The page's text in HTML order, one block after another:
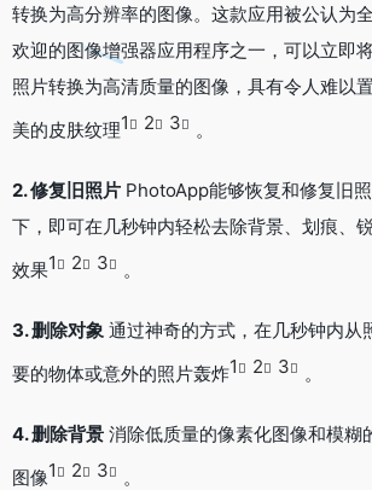
转换为高分辨率的图像。这款应用被公认为
欢迎的图像增强器应用程序之一，可以立即
照片转换为高清质量的图像，具有令人难以
美的皮肤纹理1 2 3 。
2. 修复旧照片 PhotoApp能够恢复和修复旧
下，即可在几秒钟内轻松去除背景、划痕、
效果1 2 3 。
3. 删除对象 通过神奇的方式，在几秒钟内从
要的物体或意外的照片轰炸1 2 3 。
4. 删除背景 消除低质量的像素化图像和模糊
图像1 2 3 。